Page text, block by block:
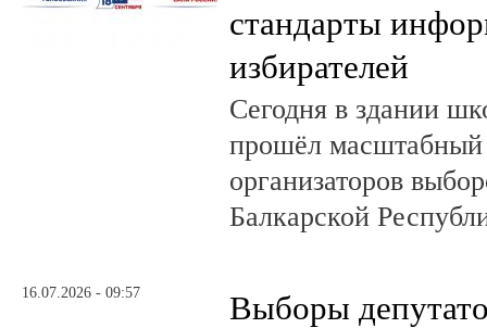
стандарты
избирателей
Сегодня в здании
прошёл
организаторов
Балкарской
16.07.2026 - 09:57
Выборы